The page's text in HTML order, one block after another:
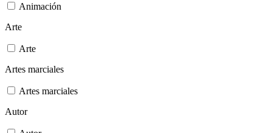
Animación
Arte
Arte
Artes marciales
Artes marciales
Autor